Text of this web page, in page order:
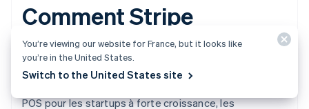
Comment Stripe
Terminal peut vous aider
POS pour les startups à forte croissance, les
You’re viewing our website for France, but it looks like
you’re in the United States.
Switch to the United States site